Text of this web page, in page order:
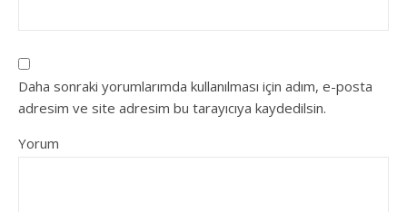
Daha sonraki yorumlarımda kullanılması için adım, e-posta
adresim ve site adresim bu tarayıcıya kaydedilsin.
Yorum